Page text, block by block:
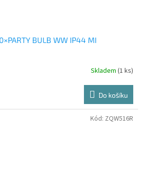
BULB WW IP44 MI
Skladem (1 ks)
Do košíku
Kód: ZQW516R